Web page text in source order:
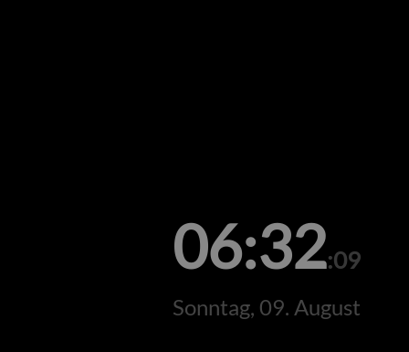
06:32:09
Sonntag, 09. August